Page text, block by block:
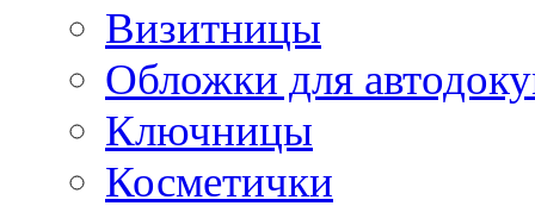
Визитницы
Обложки для
Ключницы
Косметички